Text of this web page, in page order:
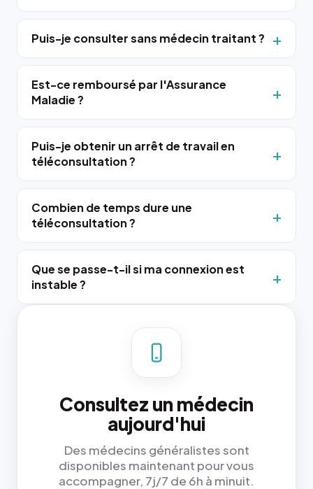
Puis-je consulter sans médecin traitant ?
Est-ce remboursé par l'Assurance
Maladie ?
Puis-je obtenir un arrêt de travail en
téléconsultation ?
Combien de temps dure une
téléconsultation ?
Que se passe-t-il si ma connexion est
instable ?
Consultez un médecin
aujourd'hui
Des médecins généralistes sont
disponibles maintenant pour vous
accompagner, 7j/7 de 6h à minuit.